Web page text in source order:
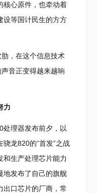
核心原件，也牵动着
设等国计民生的方方
，在这个信息技术
音正变得越来越响
力
处理器发布前夕，以
龙820的“首发”之战
和生产处理芯片能力
地发布了自己的旗舰
出口芯片的厂商，常